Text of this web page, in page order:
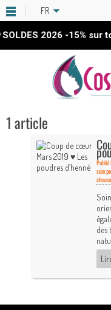
2026-15%sur
FR
1 article
soin
des